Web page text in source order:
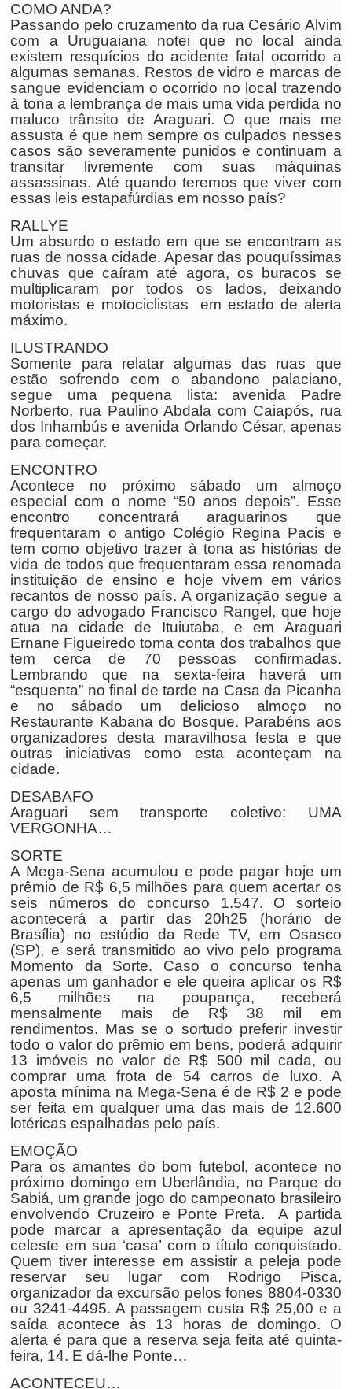
COMO ANDA?
Passando pelo cruzamento da rua Cesário Alvim
com a Uruguaiana notei que no local ainda
existem resquícios do acidente fatal ocorrido a
algumas semanas. Restos de vidro e marcas de
sangue evidenciam o ocorrido no local trazendo
à tona a lembrança de mais uma vida perdida no
maluco trânsito de Araguari. O que mais me
assusta é que nem sempre os culpados nesses
casos são severamente punidos e continuam a
transitar livremente com suas máquinas
assassinas. Até quando teremos que viver com
essas leis estapafúrdias em nosso país?
RALLYE
Um absurdo o estado em que se encontram as
ruas de nossa cidade. Apesar das pouquíssimas
chuvas que caíram até agora, os buracos se
multiplicaram por todos os lados, deixando
motoristas e motociclistas em estado de alerta
máximo.
ILUSTRANDO
Somente para relatar algumas das ruas que
estão sofrendo com o abandono palaciano,
segue uma pequena lista: avenida Padre
Norberto, rua Paulino Abdala com Caiapós, rua
dos Inhambús e avenida Orlando César, apenas
para começar.
ENCONTRO
Acontece no próximo sábado um almoço
especial com o nome “50 anos depois”. Esse
encontro concentrará araguarinos que
frequentaram o antigo Colégio Regina Pacis e
tem como objetivo trazer à tona as histórias de
vida de todos que frequentaram essa renomada
instituição de ensino e hoje vivem em vários
recantos de nosso país. A organização segue a
cargo do advogado Francisco Rangel, que hoje
atua na cidade de Ituiutaba, e em Araguari
Ernane Figueiredo toma conta dos trabalhos que
tem cerca de 70 pessoas confirmadas.
Lembrando que na sexta-feira haverá um
“esquenta” no final de tarde na Casa da Picanha
e no sábado um delicioso almoço no
Restaurante Kabana do Bosque. Parabéns aos
organizadores desta maravilhosa festa e que
outras iniciativas como esta aconteçam na
cidade.
DESABAFO
Araguari sem transporte coletivo: UMA
VERGONHA…
SORTE
A Mega-Sena acumulou e pode pagar hoje um
prêmio de R$ 6,5 milhões para quem acertar os
seis números do concurso 1.547. O sorteio
acontecerá a partir das 20h25 (horário de
Brasília) no estúdio da Rede TV, em Osasco
(SP), e será transmitido ao vivo pelo programa
Momento da Sorte. Caso o concurso tenha
apenas um ganhador e ele queira aplicar os R$
6,5 milhões na poupança, receberá
mensalmente mais de R$ 38 mil em
rendimentos. Mas se o sortudo preferir investir
todo o valor do prêmio em bens, poderá adquirir
13 imóveis no valor de R$ 500 mil cada, ou
comprar uma frota de 54 carros de luxo. A
aposta mínima na Mega-Sena é de R$ 2 e pode
ser feita em qualquer uma das mais de 12.600
lotéricas espalhadas pelo país.
EMOÇÃO
Para os amantes do bom futebol, acontece no
próximo domingo em Uberlândia, no Parque do
Sabiá, um grande jogo do campeonato brasileiro
envolvendo Cruzeiro e Ponte Preta. A partida
pode marcar a apresentação da equipe azul
celeste em sua ‘casa’ com o título conquistado.
Quem tiver interesse em assistir a peleja pode
reservar seu lugar com Rodrigo Pisca,
organizador da excursão pelos fones 8804-0330
ou 3241-4495. A passagem custa R$ 25,00 e a
saída acontece às 13 horas de domingo. O
alerta é para que a reserva seja feita até quinta-
feira, 14. E dá-lhe Ponte…
ACONTECEU…